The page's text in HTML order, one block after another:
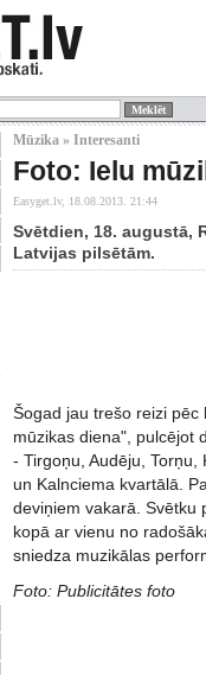
Mūzika » Interesanti
Foto: Ielu
Easyget.lv, 18.08.2013. 21:44
Svētdien, 18. augustā,
Latvijas pilsētām.
Šogad jau trešo reizi pēc
mūzikas diena", pulcējot
- Tirgoņu, Audēju,
un Kalnciema kvartālā.
deviņiem vakarā. Svētku
kopā ar vienu no
sniedza muzikālas
Foto: Publicitātes foto